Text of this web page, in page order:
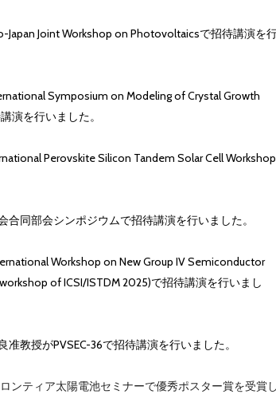
Japan Joint Workshop on Photovoltaicsで招待講演を
Symposium on Modeling of Crystal Growth
演を行いました。
Perovskite Silicon Tandem Solar Cell Workshop
合同部会シンポジウムで招待講演を行いました。
Workshop on New Group IV Semiconductor
of ICSI/ISTDM 2025)で招待講演を行いまし
教授がPVSEC-36で招待講演を行いました。
ンティア太陽電池セミナーで優秀ポスター賞を受賞